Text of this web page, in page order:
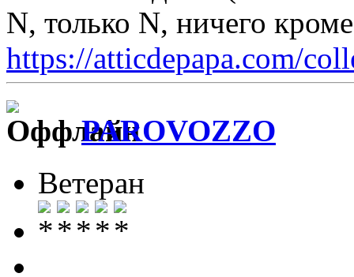
N, только N, ничего
https://atticdepapa.com/
PAROVOZZO
Ветеран